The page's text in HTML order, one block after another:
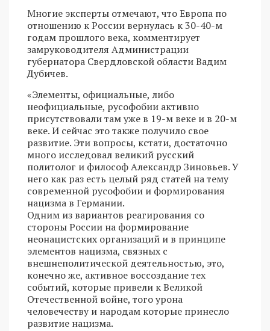
Многие эксперты отмечают, что Европа по
отношению к России вернулась к 30-40-м
годам прошлого века, комментирует
замруководителя Администрации
губернатора Свердловской области Вадим
Дубичев.
«Элементы, официальные, либо
неофициальные, русофобии активно
присутствовали там уже в 19-м веке и в 20-м
веке. И сейчас это также получило свое
развитие. Эти вопросы, кстати, достаточно
много исследовал великий русский
политолог и философ Александр Зиновьев. У
него как раз есть целый ряд статей на тему
современной русофобии и формирования
нацизма в Германии.
Одним из вариантов реагирования со
стороны России на формирование
неонацистских организаций и в принципе
элементов нацизма, связных с
внешнеполитической деятельностью, это,
конечно же, активное воссоздание тех
событий, которые привели к Великой
Отечественной войне, того урона
человечеству и народам которые принесло
развитие нацизма.